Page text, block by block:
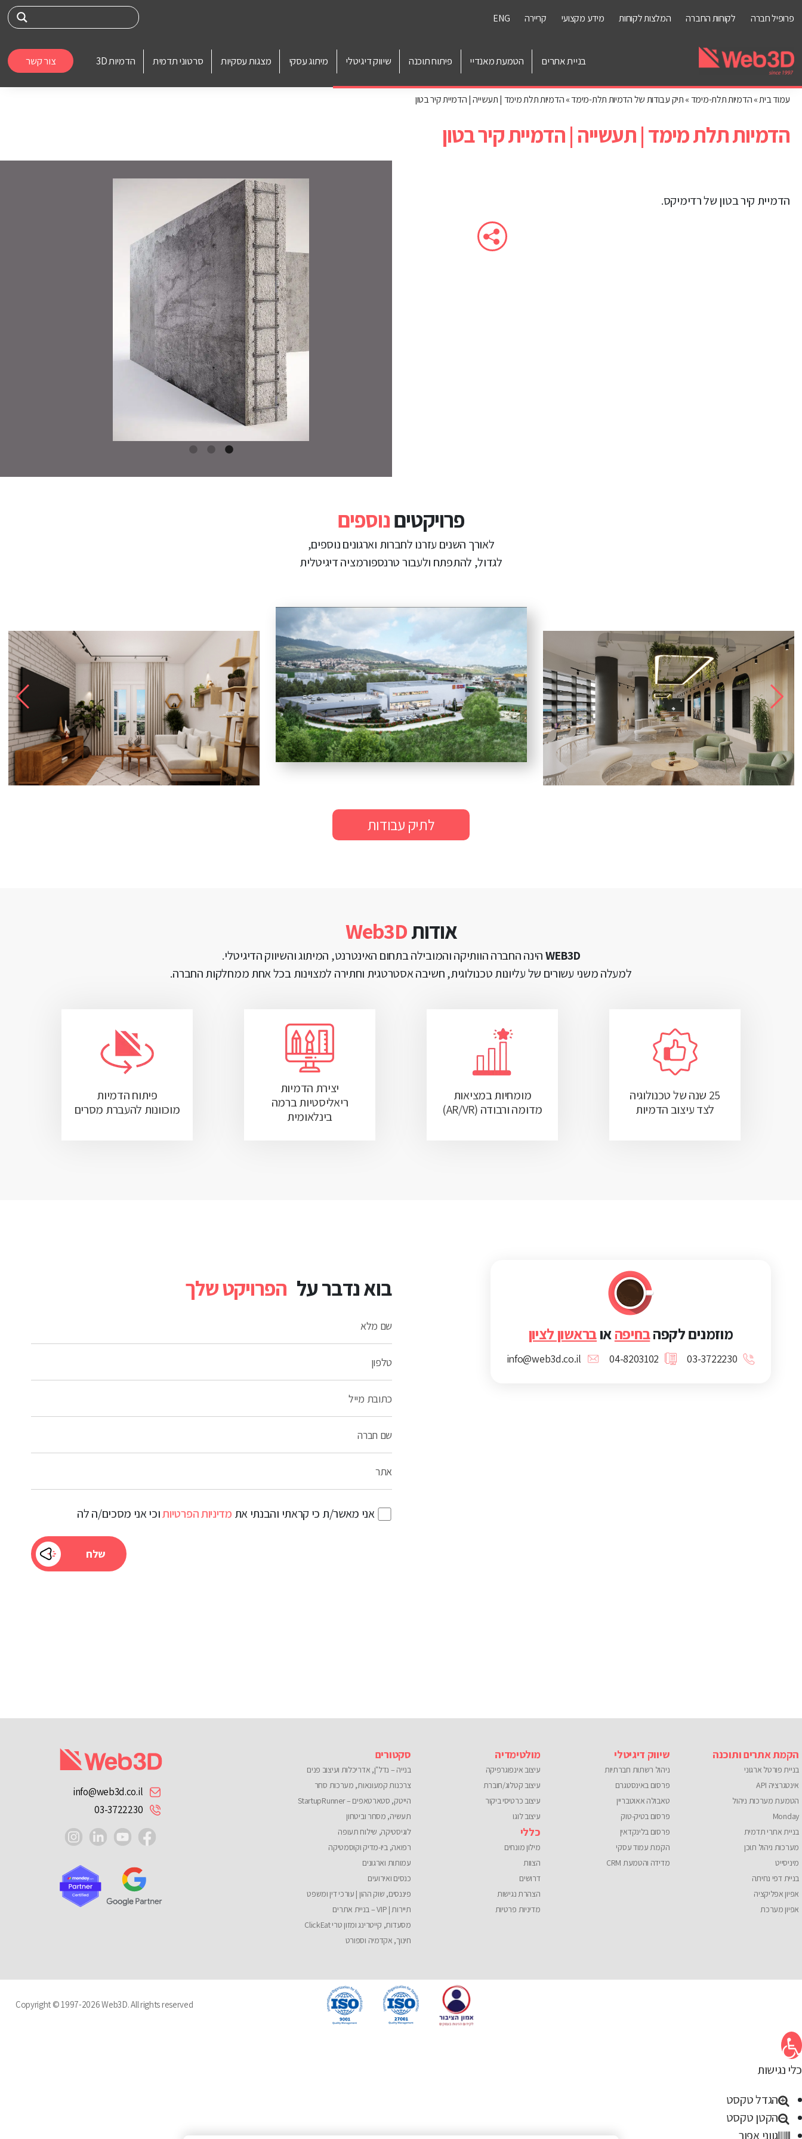
פרופיל חברה לקוחות החברה המלצות לקוחות מידע מקצועי קריירה ENG
בניית אתרים הטמעת מאנדיי פיתוח תוכנה שיווק דיגיטלי מיתוג עסקי מצגות עסקיות סרטוני תדמית הדמיות 3D צור קשר
עמוד בית»הדמיות תלת-מימד»תיק עבודות של הדמיות תלת-מימד»הדמיות תלת מימד | תעשייה | הדמיית קיר בטון
הדמיות תלת מימד | תעשייה | הדמיית קיר בטון
הדמיית קיר בטון של רדימיקס.
פרויקטיםנוספים
לאורך השנים עזרנו לחברות וארגונים נוספים,
לגדול, להתפתח ולעבור טרנספורמציה דיגיטלית
לתיק עבודות
אודותWeb3D
WEB3Dהינה החברה הוותיקה והמובילה בתחום האינטרנט, המיתוג והשיווק הדיגיטלי.
למעלה משני עשורים של עליונות טכנולוגית, חשיבה אסטרטגית וחתירה למצוינות בכל אחת ממחלקות החברה.
25 שנה של טכנולוגיה
לצד עיצוב הדמיות
מומחיות במציאות
מדומה ורבודה (AR/VR)
יצירת הדמיות
ריאליסטיות ברמה
בינלאומית
פיתוח הדמיות
מוכוונות להעברת מסרים
בוא נדבר על הפרויקט שלך
שם מלא
טלפון
כתובת מייל
שם חברה
אתר
אני מאשר/ת כי קראתי והבנתי את מדיניות הפרטיותוכי אני מסכים/ה לה
מוזמנים לקפהבחיפהאובראשון לציון
03-3722230
04-8203102
info@web3d.co.il
הקמת אתרים ותוכנה
בניית פורטל ארגוני
אינטגרציה API
הטמעת מערכות ניהול
Monday
בניית אתרי תדמית
מערכות ניהול תוכן
מיניסייט
בניית דפי נחיתה
אפיון אפליקציה
אפיון מערכת
שיווק דיגיטלי
ניהול רשתות חברתיות
פרסום באינסטגרם
טאבולה אאוטבריין
פרסום בטיק-טוק
פרסום בלינקדאין
הקמת עמוד עסקי
מדידה והטמעת CRM
מולטימדיה
עיצוב אינפוגרפיקה
עיצוב קטלוג/חוברת
עיצוב כרטיסי ביקור
עיצוב לוגו
כללי
מילון מונחים
הצוות
דרושים
הצהרת נגישות
מדיניות פרטיות
סקטורים
בנייה – נדל"ן, אדריכלות ועיצוב פנים
צרכנות קמעונאות, מערכות סחר
הייטק, סטארטאפים – StartupRunner
תעשיה, מסחר וביטחון
לוגיסטיקה, שילוח תעופה
רפואה, ביו-מדיק וקוסמטיקה
עמותות וארגונים
כנסים ואירועים
פיננסים, שוק ההון | עורכי דין ומשפט
תיירות | VIP – בניית אתרים
מסעדות, קייטרינג ומזון טרי ClickEat
חינוך, אקדמיה וספורט
info@web3d.co.il
03-3722230
facebook
youtube
linkedin
Copyright © 1997-2026 Web3D. All rights reserved
פתח סרגל נגישות
כלי נגישות
הגדל טקסט
הקטן טקסט
גווני אפור